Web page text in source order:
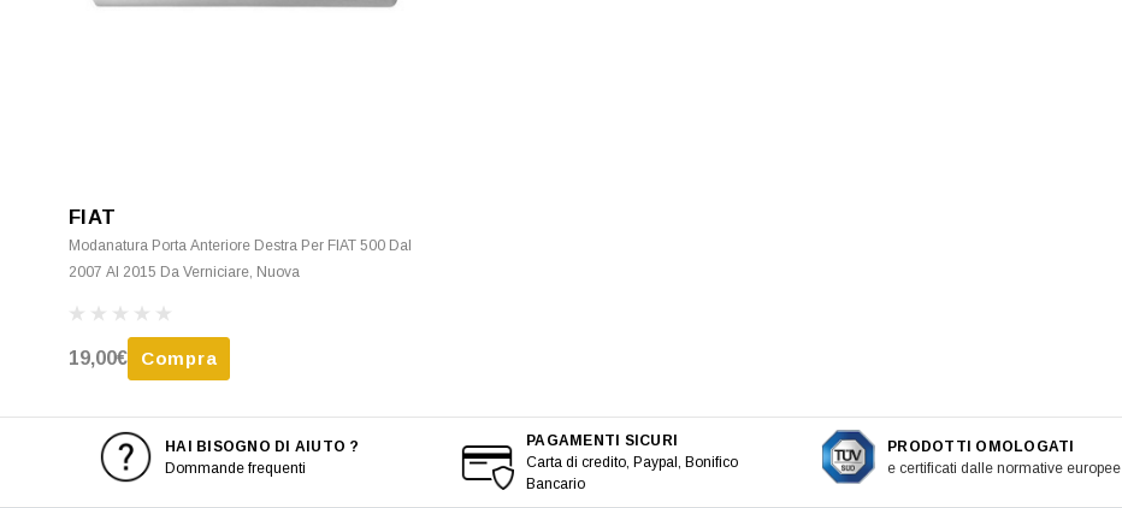
FIAT
Modanatura Porta Anteriore Destra Per FIAT 500 Dal
2007 Al 2015 Da Verniciare, Nuova
19,00€ Compra
HAI BISOGNO DI AIUTO ?
Dommande frequenti
PAGAMENTI SICURI
Carta di credito, Paypal, Bonifico
Bancario
PRODOTTI OMOLOGATI
e certificati dalle normative europee